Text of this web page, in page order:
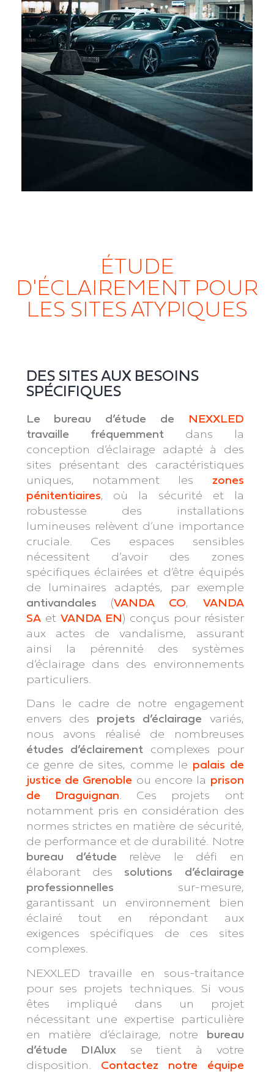
ÉTUDE
D'ÉCLAIREMENT POUR
LES SITES ATYPIQUES​
DES SITES AUX BESOINS
SPÉCIFIQUES
Le bureau d’étude de
NEXXLED
travaille fréquemmentdans la
conception d’éclairage adapté à des
sites présentant des caractéristiques
uniques, notamment les zones
pénitentiaires, où la sécurité et la
robustesse des installations
lumineuses relèvent d’une importance
cruciale. Ces espaces sensibles
nécessitent d’avoir des zones
spécifiques éclairées et d’être équipés
de luminaires adaptés, par exemple
antivandales (VANDA CO, VANDA
SAet VANDA EN) conçus pour résister
aux actes de vandalisme, assurant
ainsi la pérennité des systèmes
d’éclairage dans des environnements
particuliers.
Dans le cadre de notre engagement
envers des projets d’éclairage variés,
nous avons réalisé de nombreuses
études d’éclairement complexes pour
ce genre de sites, comme le palais de
justice de Grenoble ou encore la prison
de Draguignan . Ces projets ont
notamment pris en considération des
normes strictes en matière de sécurité,
de performance et de durabilité. Notre
bureau d’étude relève le défi en
élaborant des solutions d’éclairage
professionnelles sur-mesure,
garantissant un environnement bien
éclairé tout en répondant aux
exigences spécifiques de ces sites
complexes.
NEXXLED travaille en sous-traitance
pour ses projets techniques. Si vous
êtes impliqué dans un projet
nécessitant une expertise particulière
en matière d’éclairage, notre bureau
d’étude DIAlux se tient à votre
disposition. Contactez notre équipe